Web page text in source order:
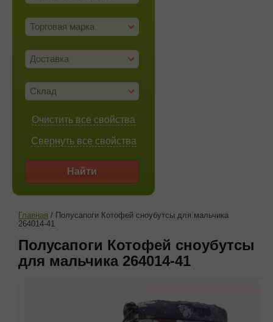
Торговая марка
Доставка
Склад
Очистить все свойства
Свернуть все свойства
Найти
Главная / Полусапоги Котофей сноубутсы для мальчика
264014-41
Полусапоги Котофей сноубутсы
для мальчика 264014-41